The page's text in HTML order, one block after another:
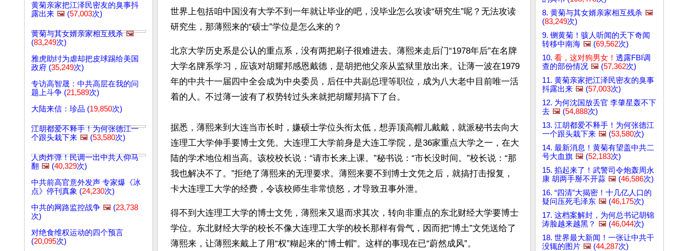
黄菊亲家把江泽民密友的臭事抖
露出来 🖼️ (57,003次)
黄菊与其女婿亲家相互残杀 🖼️
(83,249次)
雅虎助纣为虐却把皮球踢给美国
政府 (35,249次)
专访高智晟：中共高层在我的问
题上斗争 (21,589次)
大陆来信：珍品 (19,850次)
江胡都爱不释手！为何张德江一
个跟头栽下来 🖼️ (53,580次)
人肉炸弹！民调一出中共人仰马
翻 🖼️ (40,329次)
中共前高官意外发声 专家爆《冰
点》停刊真象 (24,230次)
中共的网路监控战争 🖼️ (23,738
次)
对绝食维权运动的四个预言
(20,095次)
世界上包括咱中国没有大学不到一年就让毕业的吧，没毕业怎么攻读“研究生”呢？无法攻读
研究生，那薄熙来的“硕士”学位是怎么来的？
北京大学历史系是公认的重点系，没有两把刷子很难进去。薄熙来走后门“1978年后”在名牌
大学名牌系学习，应该对胡耀邦感恩戴德，是胡把他父亲从监狱里放出来。让薄一波在1979
年的中共十一届四中全会成为中央委员，后任中共副总理等职位，成为八大老中目前唯一活
着的人。不过薄一波有了权势转过头来就把胡耀邦搞下了台。
据悉，薄熙来到大连当市长时，嫌硕士学位头衔太低，想弄顶高帽儿戴戴，就派秘书去向大
连理工大学伸手要博士文凭。大连理工大学前身是大连工学院，是36家重点大学之一，在大
陆的学术地位相当高。该校校长说：“请市长来上课。”秘书说：“市长没时间。”校长说：“那
我也解决不了。”拒绝了薄熙来的无理要求。薄熙来要不到博士文凭之后，就搞打击报复，
卡大连理工大学的经费，令该校师生非常愤怒，才导致丑事外泄。
得不到大连理工大学的博士文凭，薄熙来又退而求其次，转向非重点的东北财经大学要博士
学位。东北财经大学的校长不像大连理工大学的校长那样有骨气，因而把“博土”文凭送给了
薄熙来，让薄熙来戴上了用“权”糊起来的“博士帽”。这样的事现在已“蔚然成风”。
8. 黄菊与其女婿亲家相互残杀 🖼️
(83,249次)
9. 铡黄菊！骇人听闻的天下奇闻
转移中南海 🖼️ (69,562次)
10. 看，这对狗男女！ 透露FBI调
查的部份情况 🖼️ (57,362次)
11. 黄菊亲家把江泽民密友的臭事
抖露出来 🖼️ (57,003次)
12. 为何沈国放丢官 李肇星轰不下
去 🖼️ (54,888次)
13. 江胡都爱不释手！为何张德江
一个跟头栽下来 🖼️ (53,580次)
14. 最新消息！黄菊有望盖中共二
号大血旗 🖼️ (52,183次)
15. 掐起来了！武警司令炮轰周永
康 胡两手掰不开蒜 🖼️ (46,586次)
16. “四清”大揭密！十几亿人口的
疑问压死毛泽东 🖼️ (46,175次)
17. 这档案解封，为何总书记胡锦
涛脸越来越黑？ 🖼️ (46,044次)
18. 世界最大新闻！一张让中共干
没辄的图片 🖼️ (44,287次)